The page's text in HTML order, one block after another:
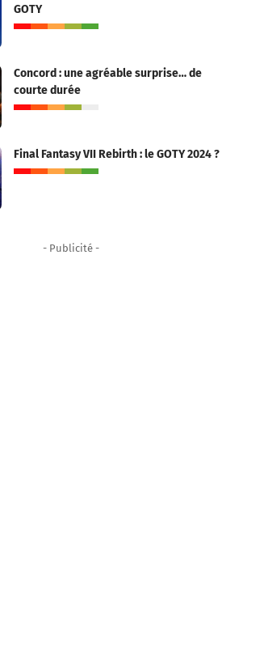
GOTY
Concord : une agréable surprise… de
courte durée
Final Fantasy VII Rebirth : le GOTY 2024 ?
- Publicité -